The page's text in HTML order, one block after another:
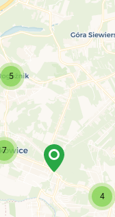
7
5
4